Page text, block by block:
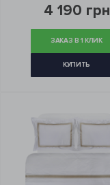
4 190 грн
ЗАКАЗ В 1 КЛИК
КУПИТЬ